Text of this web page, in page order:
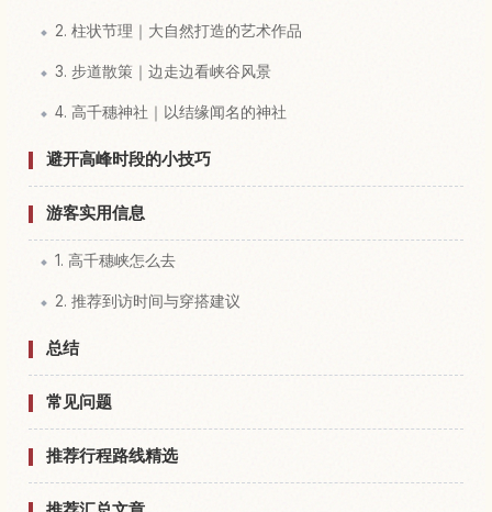
2. 柱状节理｜大自然打造的艺术作品
3. 步道散策｜边走边看峡谷风景
4. 高千穗神社｜以结缘闻名的神社
避开高峰时段的小技巧
游客实用信息
1. 高千穗峡怎么去
2. 推荐到访时间与穿搭建议
总结
常见问题
推荐行程路线精选